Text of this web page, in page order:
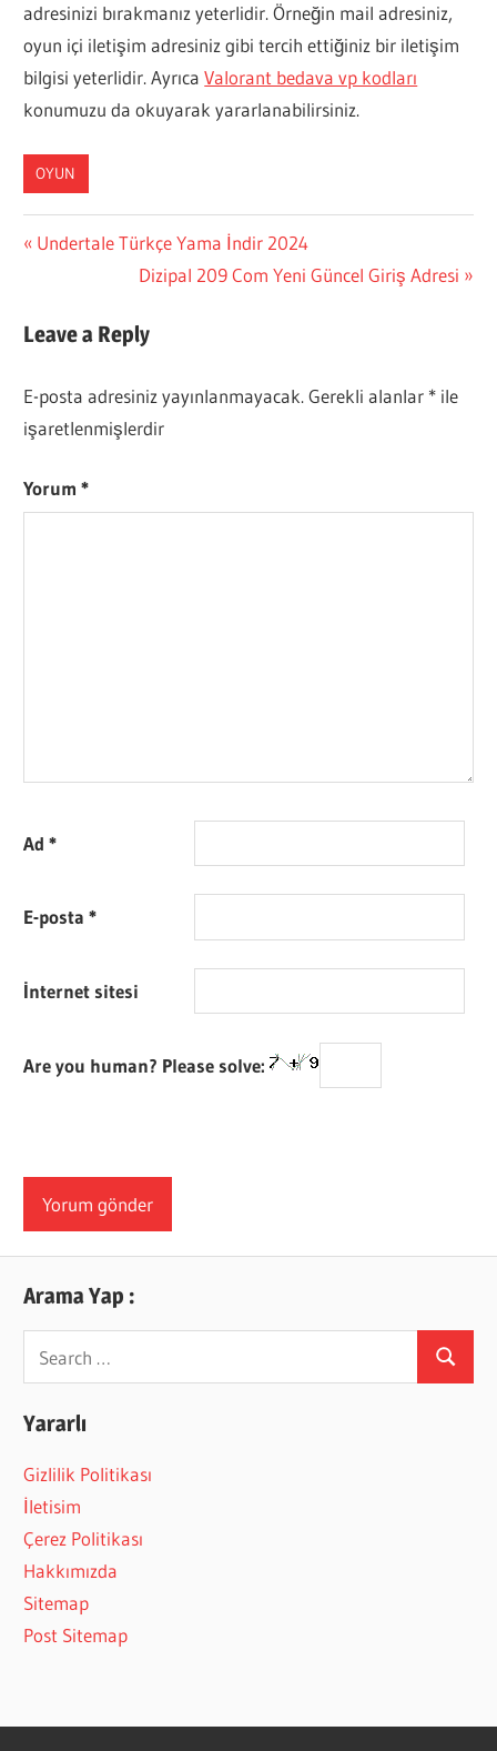
adresinizi bırakmanız yeterlidir. Örneğin mail adresiniz,
oyun içi iletişim adresiniz gibi tercih ettiğiniz bir iletişim
bilgisi yeterlidir. AyrıcaValorant bedava vp kodları
konumuzu da okuyarak yararlanabilirsiniz.
OYUN
Yazı
gezinmesi
Previous
Undertale Türkçe Yama İndir 2024
Next
Dizipal 209 Com Yeni Güncel Giriş Adresi
Leave a Reply
E-posta adresiniz yayınlanmayacak. Gerekli alanlar * ile
işaretlenmişlerdir
Yorum*
Ad*
E-posta*
İnternet sitesi
Are you human? Please solve:
Arama Yap :
for:
Search
Yararlı
Gizlilik Politikası
İletisim
Çerez Politikası
Hakkımızda
Sitemap
Post Sitemap